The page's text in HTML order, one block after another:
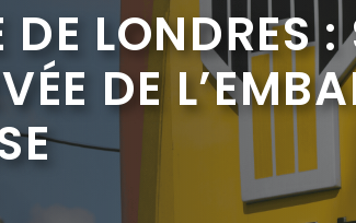
DE LONDRES
DE